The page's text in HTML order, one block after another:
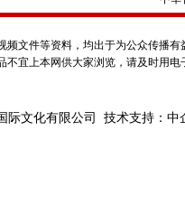
文件等资料，均出于为公众传播
不宜上本网供大家浏览，请及时用
际文化有限公司 技术支持：